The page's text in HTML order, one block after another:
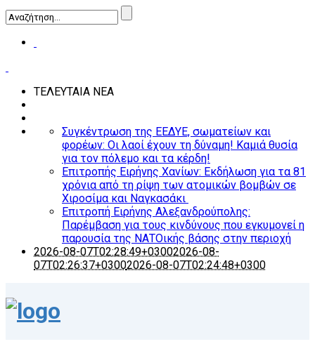
ΤΕΛΕΥΤΑΙΑ ΝΕΑ
Συγκέντρωση της ΕΕΔΥΕ, σωματείων και
φορέων: Οι λαοί έχουν τη δύναμη! Καμιά θυσία
για τον πόλεμο και τα κέρδη!
Επιτροπής Ειρήνης Χανίων: Εκδήλωση για τα 81
χρόνια από τη ρίψη των ατομικών βομβών σε
Χιροσίμα και Ναγκασάκι
Επιτροπή Ειρήνης Αλεξανδρούπολης:
Παρέμβαση για τους κινδύνους που εγκυμονεί η
παρουσία της ΝΑΤΟικής βάσης στην περιοχή
2026-08-07T02:28:49+03002026-08-
07T02:26:37+03002026-08-07T02:24:48+0300